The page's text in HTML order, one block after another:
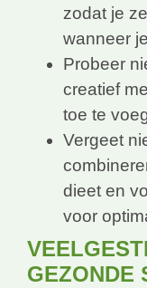
zodat je
wanneer
Probeer
creatief
toe te
Vergeet
dieet en
voor
GEZONDE